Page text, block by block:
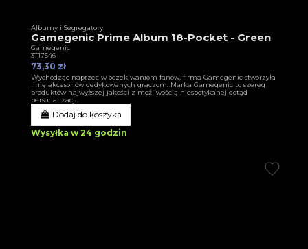
Albumy i Segregatory
Gamegenic Prime Album 18-Pocket - Green
Gamegenic
3T17546
73,30 zł
Wychodząc naprzeciw oczekiwaniom fanów, firma Gamegenic stworzyła
linię akcesoriów dedykowanych graczom. Marka Gamegenic to szereg
produktów najwyższej jakości z możliwością niespotykanej dotąd
personalizacji.
Dodaj do koszyka
Wysyłka w 24 godzin